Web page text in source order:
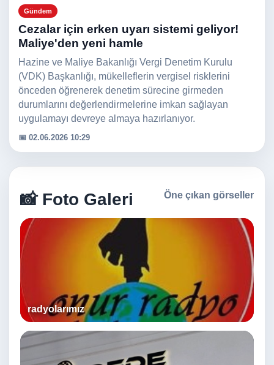
Gündem
Cezalar için erken uyarı sistemi geliyor!
Maliye'den yeni hamle
Hazine ve Maliye Bakanlığı Vergi Denetim Kurulu
(VDK) Başkanlığı, mükelleflerin vergisel risklerini
önceden öğrenerek denetim sürecine girmeden
durumlarını değerlendirmelerine imkan sağlayan
uygulamayı devreye almaya hazırlanıyor.
📅 02.06.2026 10:29
📸 Foto Galeri Öne çıkan görseller
radyolarımız